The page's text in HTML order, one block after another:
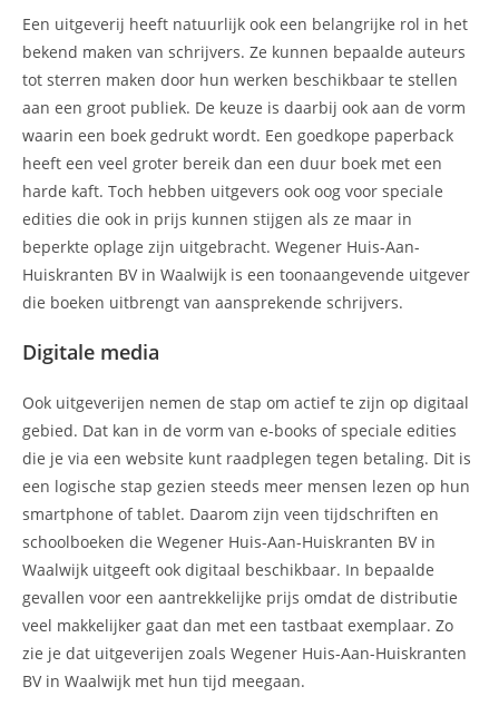
Een uitgeverij heeft natuurlijk ook een belangrijke rol in het
bekend maken van schrijvers. Ze kunnen bepaalde auteurs
tot sterren maken door hun werken beschikbaar te stellen
aan een groot publiek. De keuze is daarbij ook aan de vorm
waarin een boek gedrukt wordt. Een goedkope paperback
heeft een veel groter bereik dan een duur boek met een
harde kaft. Toch hebben uitgevers ook oog voor speciale
edities die ook in prijs kunnen stijgen als ze maar in
beperkte oplage zijn uitgebracht. Wegener Huis-Aan-
Huiskranten BV in Waalwijk is een toonaangevende uitgever
die boeken uitbrengt van aansprekende schrijvers.
Digitale media
Ook uitgeverijen nemen de stap om actief te zijn op digitaal
gebied. Dat kan in de vorm van e-books of speciale edities
die je via een website kunt raadplegen tegen betaling. Dit is
een logische stap gezien steeds meer mensen lezen op hun
smartphone of tablet. Daarom zijn veen tijdschriften en
schoolboeken die Wegener Huis-Aan-Huiskranten BV in
Waalwijk uitgeeft ook digitaal beschikbaar. In bepaalde
gevallen voor een aantrekkelijke prijs omdat de distributie
veel makkelijker gaat dan met een tastbaat exemplaar. Zo
zie je dat uitgeverijen zoals Wegener Huis-Aan-Huiskranten
BV in Waalwijk met hun tijd meegaan.